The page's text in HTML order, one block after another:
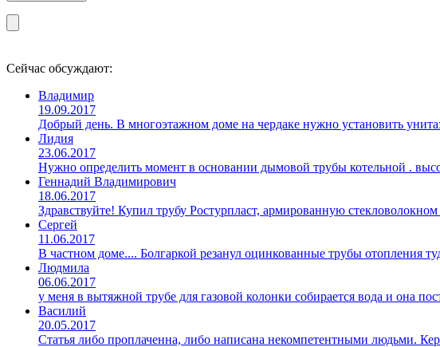
Сейчас обсуждают:
Владимир
19.09.2017
Добрый день. В многоэтажном доме на чердаке нужно установить
Лидия
23.06.2017
Нужно определить момент в основании дымовой трубы котельной .
Геннадий Владимирович
18.06.2017
Здравствуйте! Купил трубу Ростурпласт, армированную
Сергей
11.06.2017
В частном доме.... Болгаркой резанул оцинкованные трубы отопления
Людмила
06.06.2017
у меня в вытяжной трубе для газовой колонки собирается вода и она
Василий
20.05.2017
Статья либо проплаченна, либо написана некомпетентными людьми.